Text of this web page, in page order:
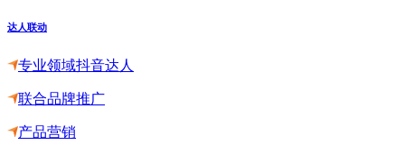
达人联动
专业领域抖音达人
联合品牌推广
产品营销